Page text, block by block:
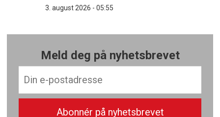
3. august 2026 - 05:55
Meld deg på nyhetsbrevet